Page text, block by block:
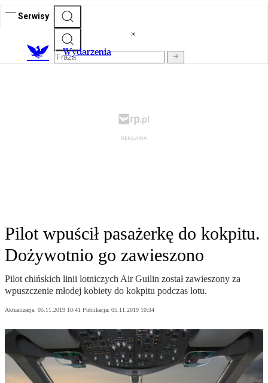
Serwisy
Wydarzenia
Pilot wpuścił pasażerkę do kokpitu.
Dożywotnio go zawieszono
Pilot chińskich linii lotniczych Air Guilin został zawieszony za
wpuszczenie młodej kobiety do kokpitu podczas lotu.
Aktualizacja: 05.11.2019 10:41 Publikacja: 05.11.2019 10:34